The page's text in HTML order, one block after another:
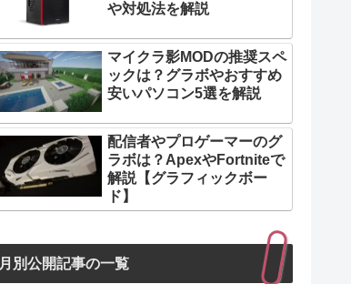
原因3：同時接続者が多い
原因4：PCスペックが足りない
や対処法を解説
マイクラ影MODの推奨スペ
ックは？グラボやおすすめ
安いパソコン5選を解説
配信者やプロゲーマーのグ
ラボは？ApexやFortniteで
解説【グラフィックボー
ド】
月別公開記事の一覧